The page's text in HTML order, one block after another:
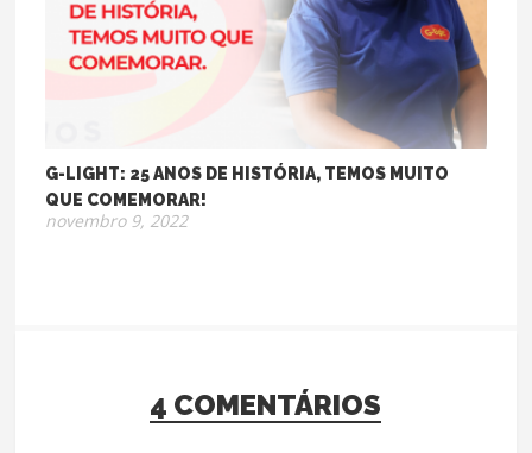
G-LIGHT: 25 ANOS DE HISTÓRIA, TEMOS MUITO
QUE COMEMORAR!
novembro 9, 2022
4 COMENTÁRIOS